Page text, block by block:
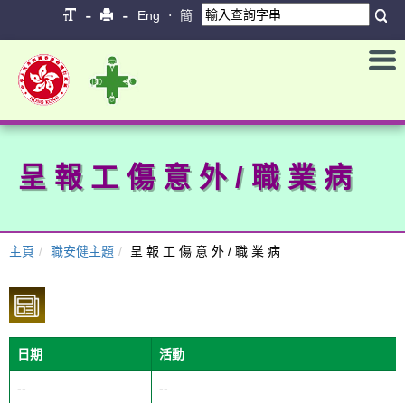
Eng • 簡
呈 報 工 傷 意 外 / 職 業 病
主頁 職安健主題 呈 報 工 傷 意 外 / 職 業 病
日期 活動
-- --